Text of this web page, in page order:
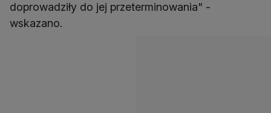
doprowadziły do jej przeterminowania" -
wskazano.